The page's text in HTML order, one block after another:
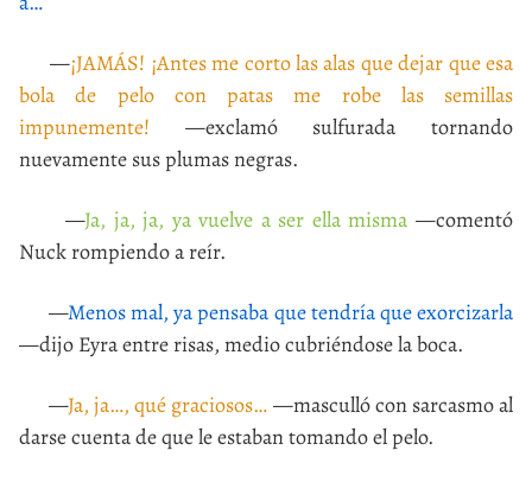
—¡JAMÁS! ¡Antes me corto las alas que dejar que esa
bola de pelo con patas me robe las semillas
impunemente! —exclamó sulfurada tornando
nuevamente sus plumas negras.
—Ja, ja, ja, ya vuelve a ser ella misma —comentó
Nuck rompiendo a reír.
—Menos mal, ya pensaba que tendría que exorcizarla
—dijo Eyra entre risas, medio cubriéndose la boca.
—Ja, ja…, qué graciosos… —masculló con sarcasmo al
darse cuenta de que le estaban tomando el pelo.